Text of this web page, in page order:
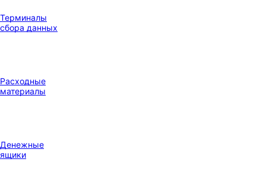
Терминалы
сбора данных
Расходные
материалы
Денежные
ящики